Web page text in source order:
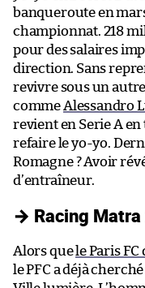
banqueroute en
championnat. 218
pour des salaires
direction. Sans
revivre sous un autre
commeAlessandro
revient en Serie A
refaire le yo-yo.
Romagne ? Avoir
d’entraîneur.
→ Racing
Alors quele Paris FC
le PFC a déjà